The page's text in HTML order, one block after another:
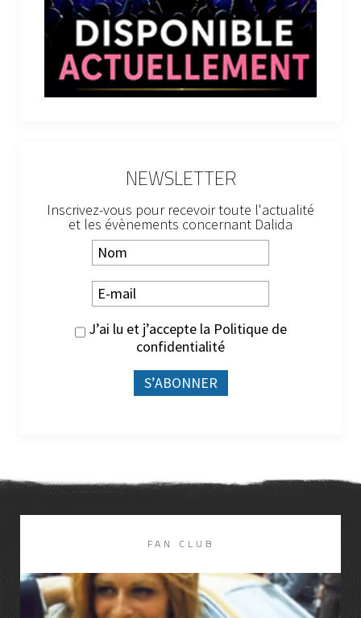
NEWSLETTER
Inscrivez-vous pour recevoir toute l'actualité
et les évènements concernant Dalida
J’ai lu et j’accepte la Politique de
confidentialité
FAN CLUB